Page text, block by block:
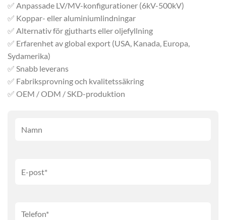
✅ Anpassade LV/MV-konfigurationer (6kV-500kV)
✅ Koppar- eller aluminiumlindningar
✅ Alternativ för gjutharts eller oljefyllning
✅ Erfarenhet av global export (USA, Kanada, Europa,
Sydamerika)
✅ Snabb leverans
✅ Fabriksprovning och kvalitetssäkring
✅ OEM / ODM / SKD-produktion